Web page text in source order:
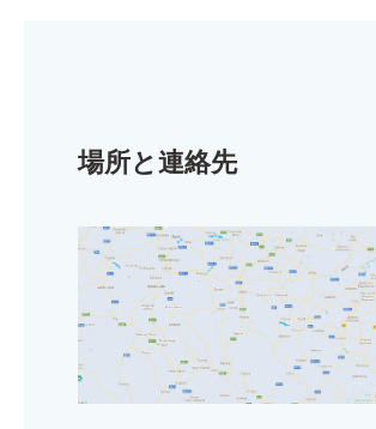
場所と連絡先